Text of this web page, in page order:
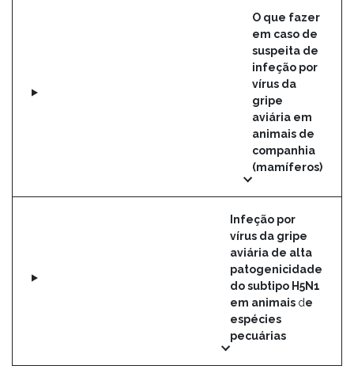
O que fazer
em caso de
suspeita de
infeção por
vírus da
gripe
aviária em
animais de
companhia
(mamíferos)
Infeção por
vírus da gripe
aviária de alta
patogenicidade
do subtipo H5N1
em animais de
espécies
pecuárias